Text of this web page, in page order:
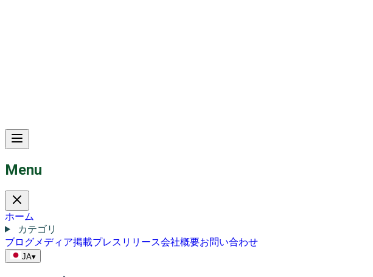
Menu
ホーム
カテゴリ
ブログメディア掲載プレスリリース会社概要お問い合わせ
JA▾